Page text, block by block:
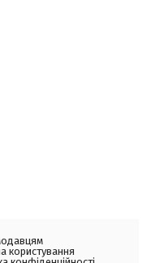
користування